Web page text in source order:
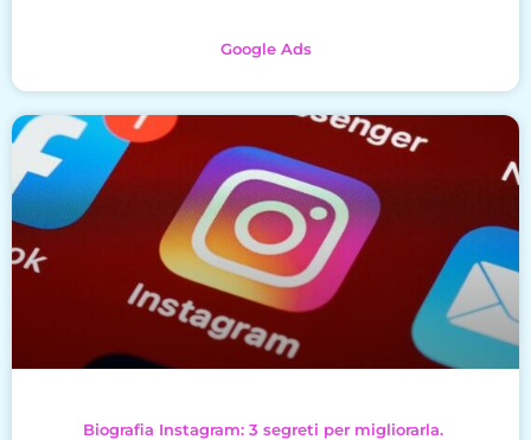
Google Ads
Biografia Instagram: 3 segreti per migliorarla.